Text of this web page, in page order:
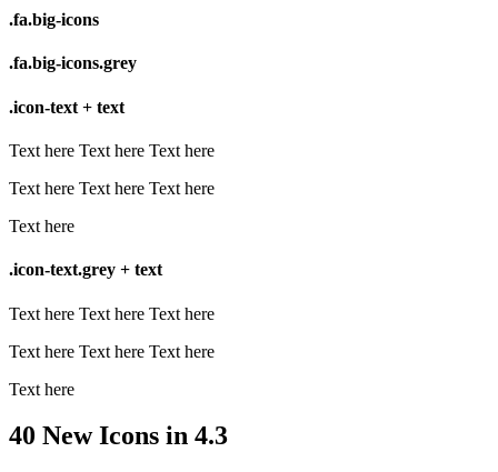
.fa.big-icons
.fa.big-icons.grey
.icon-text + text
Text here Text here Text here
Text here Text here Text here
Text here
.icon-text.grey + text
Text here Text here Text here
Text here Text here Text here
Text here
40 New Icons in 4.3